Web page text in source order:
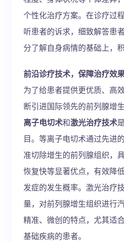
个性化治疗方案。在诊疗过
听患者的诉求，细致解答患
分了解自身病情的基础上，
前沿诊疗技术，保障治疗效
为了给患者提供更优质、高
断引进国际领先的前列腺增
离子电切术和激光治疗技术
目。等离子电切术通过先进
准切除增生的前列腺组织，
恢复快等显著优点，有效降
发症的发生概率。激光治疗
量，对前列腺增生组织进行
精准、微创的特点，尤其适
基础疾病的患者。